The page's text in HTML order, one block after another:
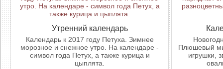
Утренний календарь
Календарь к 2017 году Петуха. Зимнее
морозное и снежное утро. На календаре -
символ года Петух, а также курица и
цыплята.
Плюшевый
игрушки,